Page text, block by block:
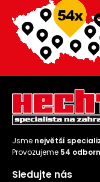
Jsme největší
Provozujeme 54
Sledujte nás